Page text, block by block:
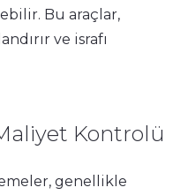
Bu araçlar,
ve israfı
Kontrolü
genellikle